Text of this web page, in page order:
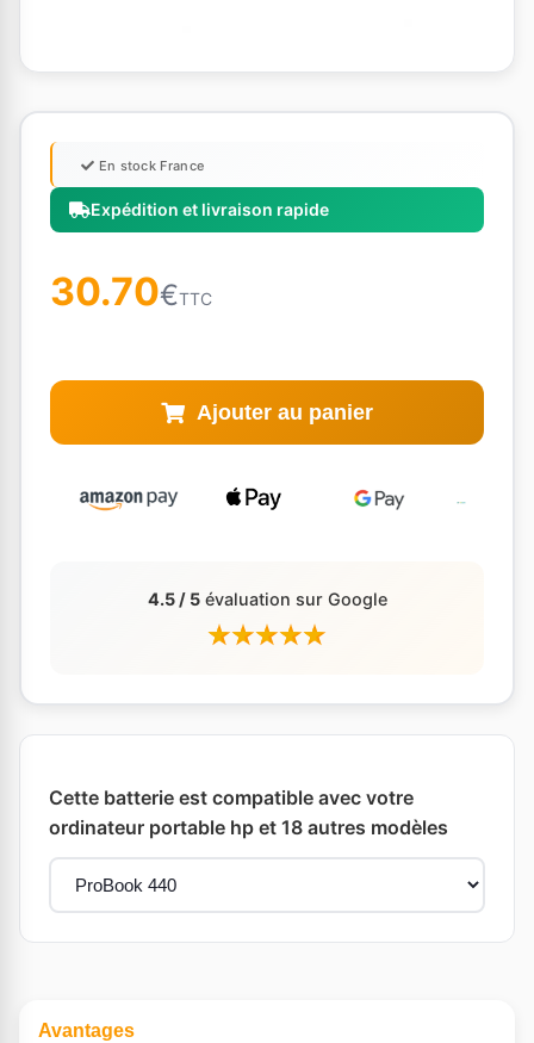
Expédition et livraison rapide
En stock France
30.70€TTC
Ajouter au panier
4.5 / 5évaluation sur Google
Cette batterie est compatible avec votre
ordinateur portable hp et 18 autres modèles
Avantages